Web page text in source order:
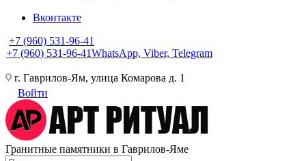
Вконтакте
+7 (960) 531-96-41
+7 (960) 531-96-41WhatsApp, Viber, Telegram
г. Гаврилов-Ям, улица Комарова д. 1
Войти
Гранитные памятники в Гаврилов-Яме